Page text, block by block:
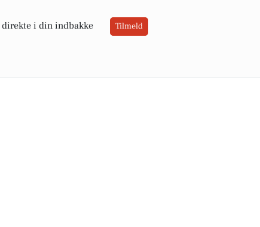
direkte i din indbakke Tilmeld